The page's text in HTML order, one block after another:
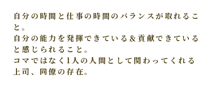
自分の時間と仕事の時間のバランスが取れるこ
と。
自分の能力を発揮できている＆貢献できている
と感じられること。
コマではなく1人の人間として関わってくれる
上司、同僚の存在。